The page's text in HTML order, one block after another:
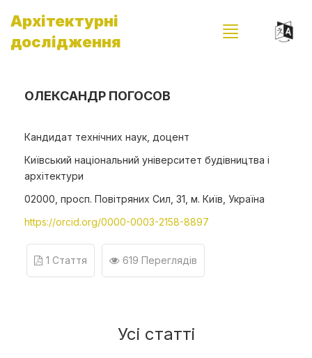
Архітектурні
дослідження
ОЛЕКСАНДР ПОГОСОВ
Кандидат технічних наук, доцент
Київський національний університет будівництва і
архітектури
02000, просп. Повітряних Сил, 31, м. Київ, Україна
https://orcid.org/0000-0003-2158-8897
1 Стаття 619 Переглядів
Усі статті